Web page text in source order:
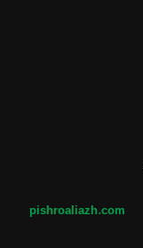
pishroaliazh.com